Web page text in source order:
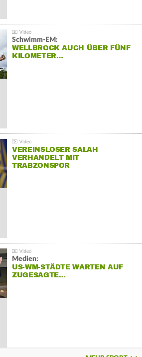
Schwimm-EM:
WELLBROCK AUCH ÜBER FÜNF
KILOMETER…
VEREINSLOSER SALAH
VERHANDELT MIT
TRABZONSPOR
Medien:
US-WM-STÄDTE WARTEN AUF
ZUGESAGTE…